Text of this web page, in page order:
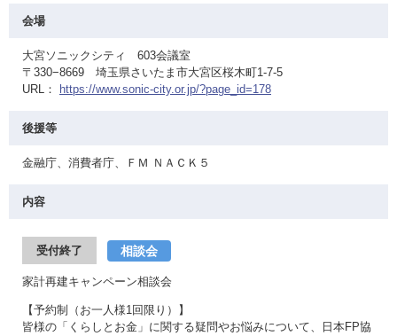
会場
大宮ソニックシティ 603会議室
〒330−8669 埼玉県さいたま市大宮区桜木町1-7-5
URL：
https://www.sonic-city.or.jp/?page_id=178
後援等
金融庁、消費者庁、ＦＭ ＮＡＣＫ５
内容
受付終了 相談会
家計再建キャンペーン相談会
【予約制（お一人様1回限り）】
皆様の「くらしとお金」に関する疑問やお悩みについて、日本FP協